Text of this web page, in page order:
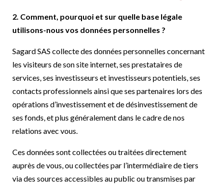
2. Comment, pourquoi et sur quelle base légale
utilisons-nous vos données personnelles ?
Sagard SAS collecte des données personnelles concernant
les visiteurs de son site internet, ses prestataires de
services, ses investisseurs et investisseurs potentiels, ses
contacts professionnels ainsi que ses partenaires lors des
opérations d’investissement et de désinvestissement de
ses fonds, et plus généralement dans le cadre de nos
relations avec vous.
Ces données sont collectées ou traitées directement
auprès de vous, ou collectées par l’intermédiaire de tiers
via des sources accessibles au public ou transmises par